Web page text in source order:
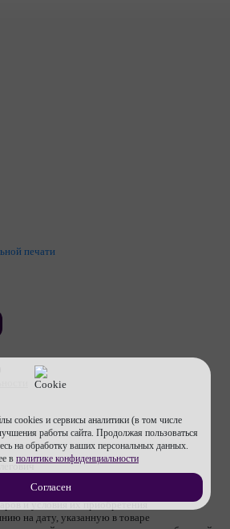
печати
и условия их приобретения
на дату, указанную в товаре
cookies и сервисы аналитики (в том числе
работы сайта. Продолжая пользоваться
на обработку ваших персональных данных.
в политике конфиденциальности
Согласен